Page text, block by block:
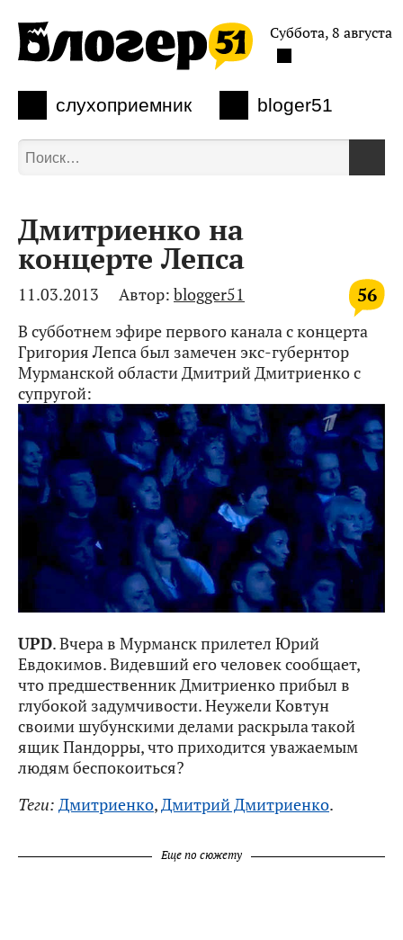
слухоприемник bloger51
Суббота, 8 августа
Дмитриенко на
концерте Лепса
56
11.03.2013 Автор: blogger51
В субботнем эфире первого канала с концерта
Григория Лепса был замечен экс-губернтор
Мурманской области Дмитрий Дмитриенко с
супругой:
UPD. Вчера в Мурманск прилетел Юрий
Евдокимов. Видевший его человек сообщает,
что предшественник Дмитриенко прибыл в
глубокой задумчивости. Неужели Ковтун
своими шубунскими делами раскрыла такой
ящик Пандорры, что приходится уважаемым
людям беспокоиться?
Теги: Дмитриенко, Дмитрий Дмитриенко.
Еще по сюжету